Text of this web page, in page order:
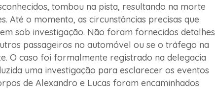
tombou na pista, resultando na morte
Até o momento, as circunstâncias precisas que
sob investigação. Não foram fornecidos detalhes
passageiros no automóvel ou se o tráfego na
O caso foi formalmente registrado na delegacia
uma investigação para esclarecer os eventos
de Alexandro e Lucas foram encaminhados